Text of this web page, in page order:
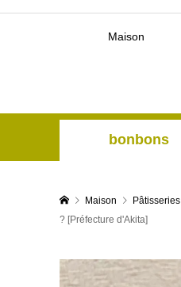
Maison
bonbons
Maison Pâtisseries
? [Préfecture d'Akita]